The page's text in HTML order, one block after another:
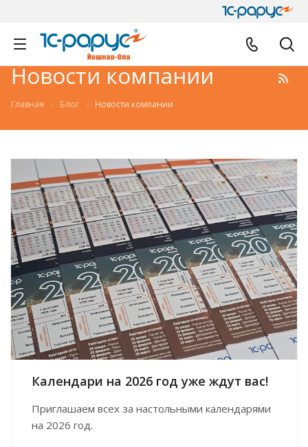
Новости компании
Главная Блог Новости компании
Календари на 2026 год уже ждут вас!
Приглашаем всех за настольными календарями
на 2026 год.